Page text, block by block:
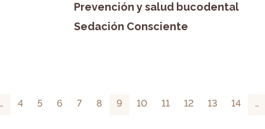
Prevención y salud bucodental
Sedación Consciente
… 4 5 6 7 8 9 10 11 12 13 14 …